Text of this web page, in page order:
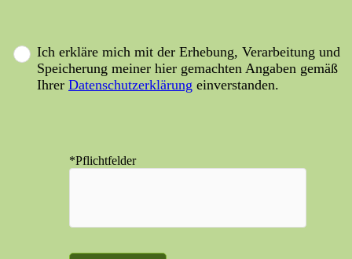
Ich erkläre mich mit der Erhebung, Verarbeitung und
Speicherung meiner hier gemachten Angaben gemäß
Ihrer Datenschutzerklärung einverstanden.
*Pflichtfelder